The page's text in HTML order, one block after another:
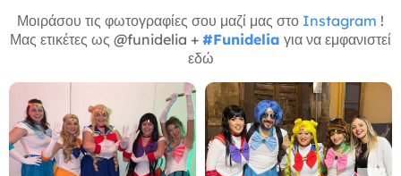
Μοιράσου τις φωτογραφίες σου μαζί μας στο Instagram !
Μας ετικέτες ως @funidelia + #Funidelia για να εμφανιστεί
εδώ